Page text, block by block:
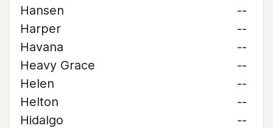
Hansen
--
Harper
--
Havana
--
Heavy Grace
--
Helen
--
Helton
--
Hidalgo
--